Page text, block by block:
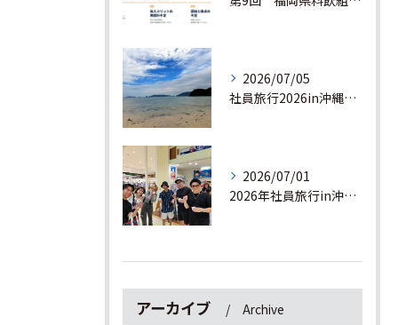
2026/07/05
社員旅行2026in沖縄🌺3日目
2026/07/01
2026年社員旅行in沖縄！！🌺 2日目
アーカイブ Archive